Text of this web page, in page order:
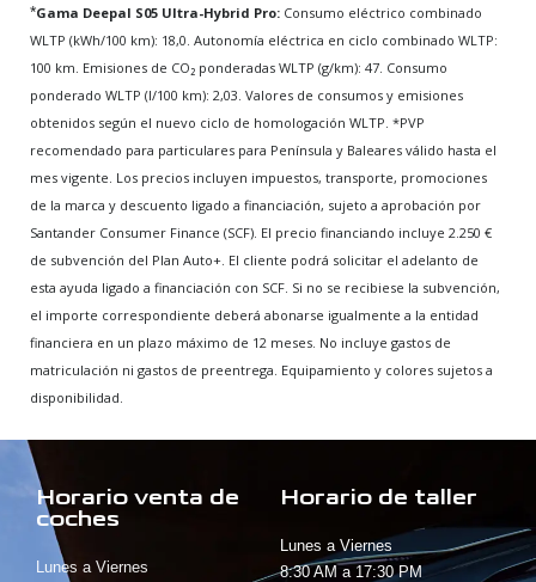
*Gama Deepal S05 Ultra-Hybrid Pro: Consumo eléctrico combinado
WLTP (kWh/100 km): 18,0. Autonomía eléctrica en ciclo combinado WLTP:
100 km. Emisiones de CO₂ ponderadas WLTP (g/km): 47. Consumo
ponderado WLTP (l/100 km): 2,03. Valores de consumos y emisiones
obtenidos según el nuevo ciclo de homologación WLTP. *PVP
recomendado para particulares para Península y Baleares válido hasta el
mes vigente. Los precios incluyen impuestos, transporte, promociones
de la marca y descuento ligado a financiación, sujeto a aprobación por
Santander Consumer Finance (SCF). El precio financiando incluye 2.250 €
de subvención del Plan Auto+. El cliente podrá solicitar el adelanto de
esta ayuda ligado a financiación con SCF. Si no se recibiese la subvención,
el importe correspondiente deberá abonarse igualmente a la entidad
financiera en un plazo máximo de 12 meses. No incluye gastos de
matriculación ni gastos de preentrega. Equipamiento y colores sujetos a
disponibilidad.
Horario venta de
coches
Lunes a Viernes
Horario de taller
Lunes a Viernes
8:30 AM a 17:30 PM